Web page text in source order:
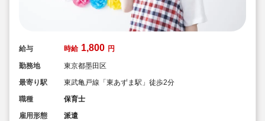
給与 時給 1,800 円
勤務地
東京都墨田区
最寄り駅
東武亀戸線「東あずま駅」徒歩2分
職種
保育士
雇用形態
派遣